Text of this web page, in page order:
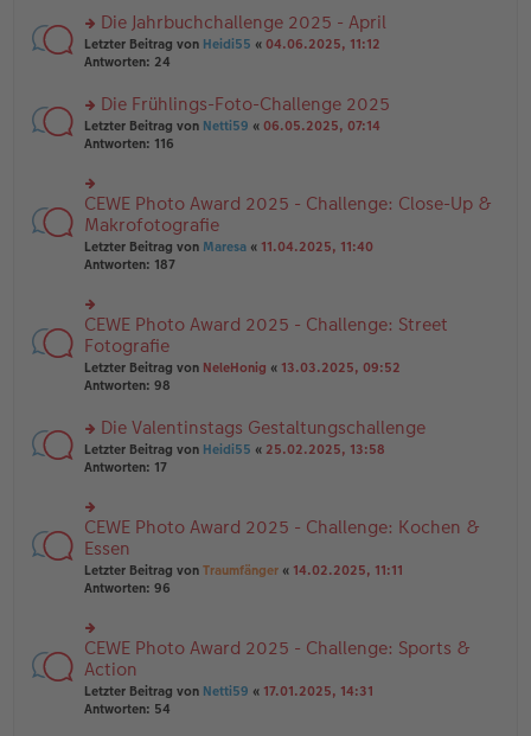
B
ei
tr
g
n
g
el
e
n
er
tr
a
g
rs
te
n
g
el
e
n
er
B
ei
tr
g
Die Jahrbuchchallenge 2025 - April
Letzter Beitrag von Heidi55 « 04.06.2025, 11:12
Antworten: 24
rs
te
u
n
g
el
es
e
er
B
ei
tr
a
g
Die Frühlings-Foto-Challenge 2025
Letzter Beitrag von Netti59 « 06.05.2025, 07:14
Antworten: 116
rs
te
r
u
n
el
es
e
n
er
tr
a
g
CEWE Photo Award 2025 - Challenge: Close-Up &
Makrofotografie
Letzter Beitrag von Maresa « 11.04.2025, 11:40
Antworten: 187
rs
te
r
u
n
el
es
e
er
B
ei
tr
a
g
CEWE Photo Award 2025 - Challenge: Street
Fotografie
Letzter Beitrag von NeleHonig « 13.03.2025, 09:52
Antworten: 98
rs
te
u
n
g
el
es
e
er
B
ei
tr
a
g
Die Valentinstags Gestaltungschallenge
Letzter Beitrag von Heidi55 « 25.02.2025, 13:58
Antworten: 17
rs
te
r
u
n
el
es
e
n
er
CEWE Photo Award 2025 - Challenge: Kochen &
Essen
Letzter Beitrag von Traumfänger « 14.02.2025, 11:11
Antworten: 96
rs
te
r
u
n
CEWE Photo Award 2025 - Challenge: Sports &
Action
Letzter Beitrag von Netti59 « 17.01.2025, 14:31
Antworten: 54